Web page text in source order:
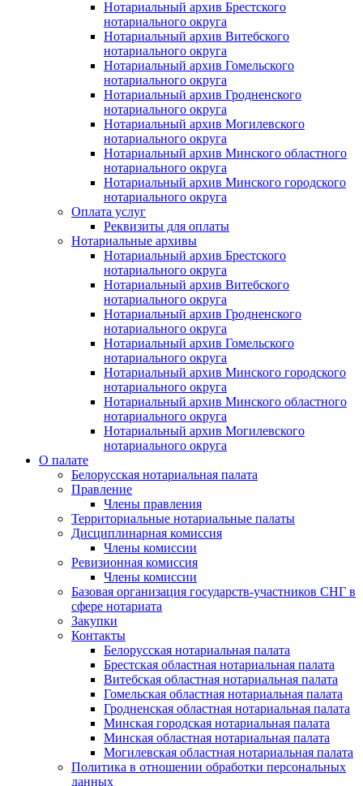
Нотариальный архив Брестского
нотариального округа
Нотариальный архив Витебского
нотариального округа
Нотариальный архив Гомельского
нотариального округа
Нотариальный архив Гродненского
нотариального округа
Нотариальный архив Могилевского
нотариального округа
Нотариальный архив Минского областного
нотариального округа
Нотариальный архив Минского городского
нотариального округа
Оплата услуг
Реквизиты для оплаты
Нотариальные архивы
Нотариальный архив Брестского
нотариального округа
Нотариальный архив Витебского
нотариального округа
Нотариальный архив Гродненского
нотариального округа
Нотариальный архив Гомельского
нотариального округа
Нотариальный архив Минского городского
нотариального округа
Нотариальный архив Минского областного
нотариального округа
Нотариальный архив Могилевского
нотариального округа
О палате
Белорусская нотариальная палата
Правление
Члены правления
Территориальные нотариальные палаты
Дисциплинарная комиссия
Члены комиссии
Ревизионная комиссия
Члены комиссии
Базовая организация государств-участников СНГ в
сфере нотариата
Закупки
Контакты
Белорусская нотариальная палата
Брестская областная нотариальная палата
Витебская областная нотариальная палата
Гомельская областная нотариальная палата
Гродненская областная нотариальная палата
Минская городская нотариальная палата
Минская областная нотариальная палата
Могилевская областная нотариальная палата
Политика в отношении обработки персональных
данных